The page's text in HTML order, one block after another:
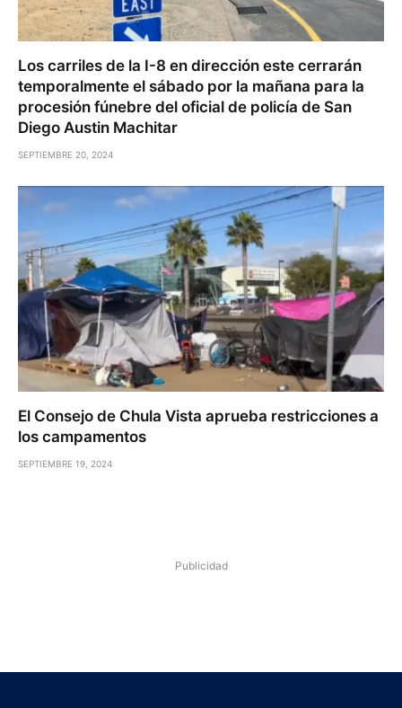
Los carriles de la I-8 en dirección este cerrarán
temporalmente el sábado por la mañana para la
procesión fúnebre del oficial de policía de San
Diego Austin Machitar
SEPTIEMBRE 20, 2024
El Consejo de Chula Vista aprueba restricciones a
los campamentos
SEPTIEMBRE 19, 2024
Publicidad